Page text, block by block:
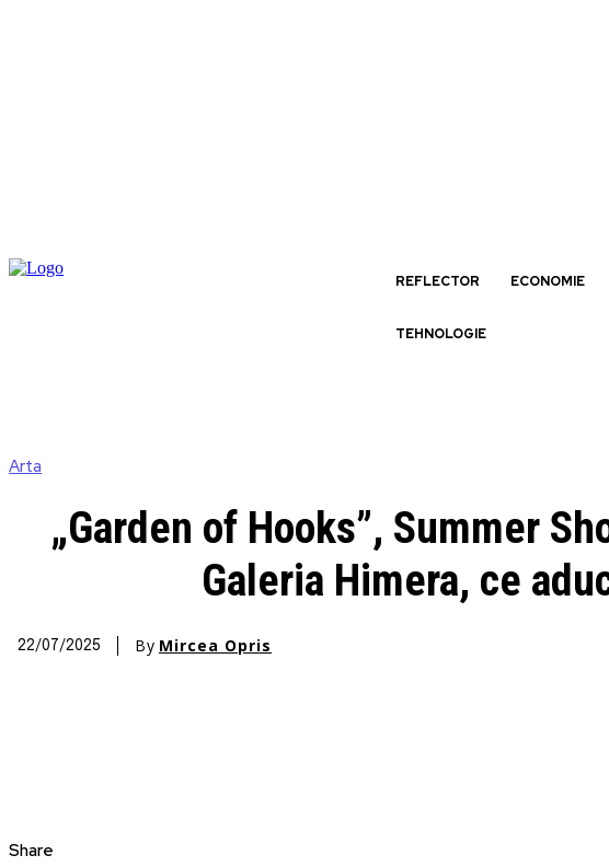
REFLECTOR ECONOMIE
TEHNOLOGIE
Arta
„Garden of Hooks”, Summer
Galeria Himera, ce
22/07/2025 By Mircea Opris
Share